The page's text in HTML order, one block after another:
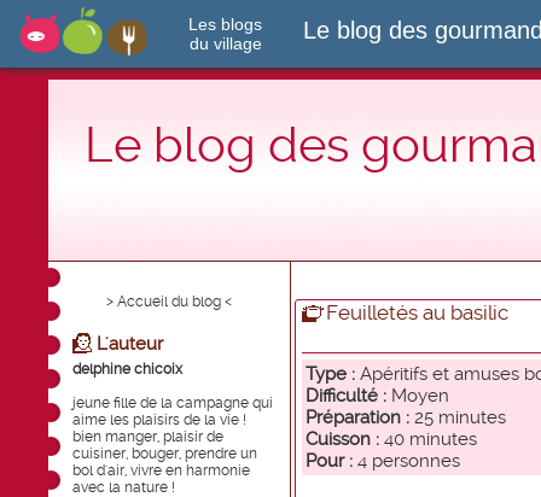
Les blogs
du village
Le blog des
Le blog des
> Accueil du blog <
L'auteur
delphine chicoix
jeune fille de la campagne qui
aime les plaisirs de la vie !
bien manger, plaisir de
cuisiner, bouger, prendre un
bol d'air, vivre en harmonie
avec la nature !
Feuilletés au basilic
Type : Apéritifs et amuses
Difficulté : Moyen
Préparation : 25 minutes
Cuisson : 40 minutes
Pour : 4 personnes